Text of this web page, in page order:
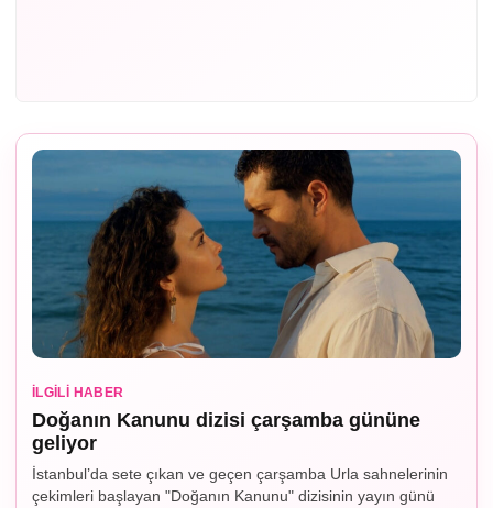
İLGILI HABER
Doğanın Kanunu dizisi çarşamba gününe
geliyor
İstanbul’da sete çıkan ve geçen çarşamba Urla sahnelerinin
çekimleri başlayan "Doğanın Kanunu" dizisinin yayın günü